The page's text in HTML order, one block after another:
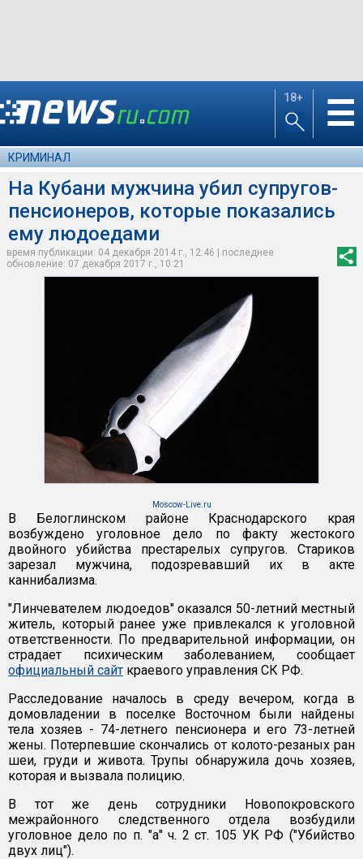
18+ ☰
КРИМИНАЛ
На Кубани мужчина убил супругов-
пенсионеров, которые показались
ему людоедами
время публикации: 04 декабря 2014 г., 12:46 | последнее
обновление: 07 декабря 2017 г., 10:21
Moscow-Live.ru
В Белоглинском районе Краснодарского края
возбуждено уголовное дело по факту жестокого
двойного убийства престарелых супругов. Стариков
зарезал мужчина, подозревавший их в акте
каннибализма.
"Линчевателем людоедов" оказался 50-летний местный
житель, который ранее уже привлекался к уголовной
ответственности. По предварительной информации, он
страдает психическим заболеванием, сообщает
официальный сайт краевого управления СК РФ.
Расследование началось в среду вечером, когда в
домовладении в поселке Восточном были найдены
тела хозяев - 74-летнего пенсионера и его 73-летней
жены. Потерпевшие скончались от колото-резаных ран
шеи, груди и живота. Трупы обнаружила дочь хозяев,
которая и вызвала полицию.
В тот же день сотрудники Новопокровского
межрайонного следственного отдела возбудили
уголовное дело по п. "а" ч. 2 ст. 105 УК РФ ("Убийство
двух лиц").